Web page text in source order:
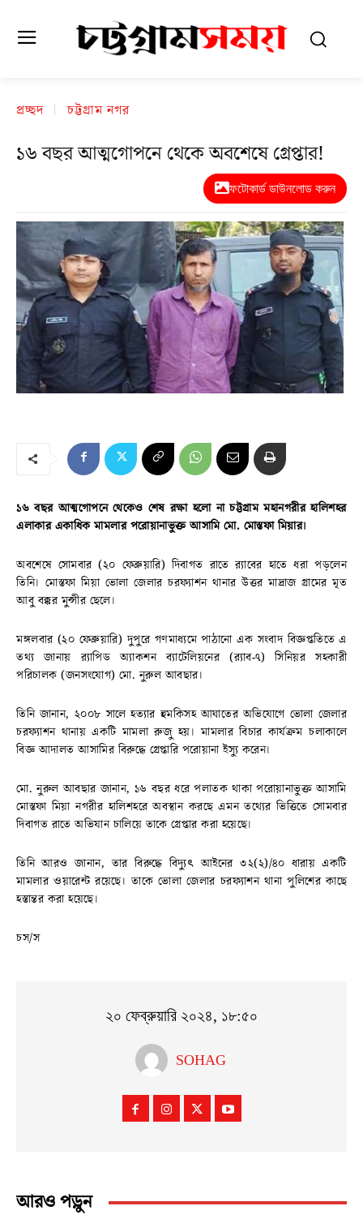
প্রচ্ছদ চট্টগ্রাম নগর
১৬ বছর আত্মগোপনে থেকে অবশেষে গ্রেপ্তার!
ফটোকার্ড ডাউনলোড করুন
১৬ বছর আত্মগোপনে থেকেও শেষ রক্ষা হলো না চট্টগ্রাম মহানগরীর হালিশহর
এলাকার একাধিক মামলার পরোয়ানাভুক্ত আসামি মো. মোস্তফা মিয়ার।
অবশেষে সোমবার (২০ ফেব্রুয়ারি) দিবাগত রাতে র‍্যাবের হাতে ধরা পড়লেন
তিনি। মোস্তফা মিয়া ভোলা জেলার চরফ্যাশন থানার উত্তর মাদ্রাজ গ্রামের মৃত
আবু বক্কর মুন্সীর ছেলে।
মঙ্গলবার (২০ ফেব্রুয়ারি) দুপুরে গণমাধ্যমে পাঠানো এক সংবাদ বিজ্ঞপ্ততিতে এ
তথ্য জানায় র‍্যাপিড অ্যাকশন ব্যাটেলিয়নের (র‍্যাব-৭) সিনিয়র সহকারী
পরিচালক (জনসংযোগ) মো. নুরুল আবছার।
তিনি জানান, ২০০৮ সালে হত্যার হুমকিসহ আঘাতের অভিযোগে ভোলা জেলার
চরফ্যাশন থানায় একটি মামলা রুজু হয়। মামলার বিচার কার্যক্রম চলাকালে
বিজ্ঞ আদালত আসামির বিরুদ্ধে গ্রেপ্তারি পরোয়ানা ইস্যু করেন।
মো. নুরুল আবছার জানান, ১৬ বছর ধরে পলাতক থাকা পরোয়ানাভুক্ত আসামি
মোস্তফা মিয়া নগরীর হালিশহরে অবস্থান করছে এমন তথ্যের ভিত্তিতে সোমবার
দিবাগত রাতে অভিযান চালিয়ে তাকে গ্রেপ্তার করা হয়েছে।
তিনি আরও জানান, তার বিরুদ্ধে বিদ্যুৎ আইনের ৩২(২)/৪০ ধারায় একটি
মামলার ওয়ারেন্ট রয়েছে। তাকে ভোলা জেলার চরফ্যাশন থানা পুলিশের কাছে
হস্তান্তর করা হয়েছে।
চস/স
২০ ফেব্রুয়ারি ২০২৪, ১৮:৫০
SOHAG
আরও পড়ুন